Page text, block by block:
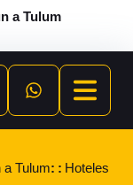
a Tulum
a Tulum
Hoteles